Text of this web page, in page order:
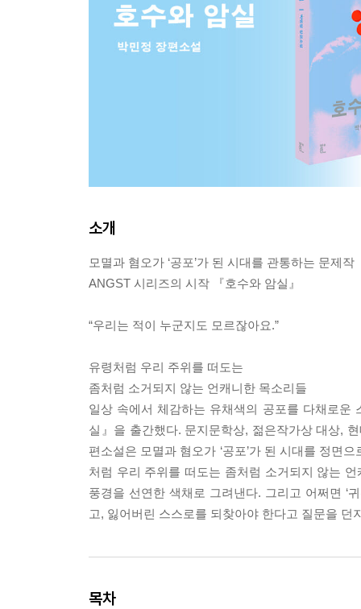
소개
모멸과 혐오가 ‘공포’가 된 시대를 관통하는 문제작
ANGST 시리즈의 시작 『호수와 암실』
“우리는 적이 누군지도 모르잖아요.”
유령처럼 우리 주위를 떠도는
좀처럼 소거되지 않는 언캐니한 목소리들
일상 속에서 체감하는 유채색의 공포를 다채로운
실』을 출간했다. 문지문학상, 젊은작가상 대상,
편소설은 모멸과 혐오가 ‘공포’가 된 시대를 정면
처럼 우리 주위를 떠도는 좀처럼 소거되지 않는
풍경을 선연한 색채로 그려낸다. 그리고 어쩌면 ‘
고, 잃어버린 스스로를 되찾아야 한다고 질문을 던
목차